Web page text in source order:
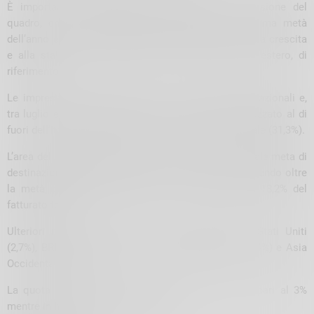
È importante segnalare, per una miglior comprensione del
quadro, che i pareri qualitativi formulati per la prima metà
dell’anno erano risultati principalmente improntati alla crescita
e alla stabilità per entrambi i mercati, italiano ed estero, di
riferimento.
Le imprese del territorio operano sui mercati internazionali e,
tra luglio e dicembre 2022, la quota di fatturato realizzato al di
fuori dell’Italia è risultata pari a circa un terzo del totale (31,3%).
L’area dell’Europa Occidentale si conferma la principale meta di
destinazione delle merci lecchesi e sondriesi, assorbendo oltre
la metà delle esportazioni, pari ad una quota del 18,2% del
fatturato totale.
Ulteriori mercati in interesse Est Europa (2,9%), Stati Uniti
(2,7%), BRICS (1,9%), America Centro-Meridionale (1,4%) e Asia
Occidentale (1,1%).
La quota di fatturato dei rimanenti Paesi esteri è pari al 3%
mentre in Italia è realizzato il 68,7%.